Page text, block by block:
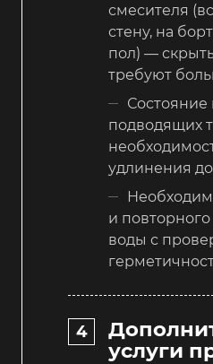
смесителя
стену, на
пол) —
требуют
Состояние
подводящих
удлинения
и
воды с
услуги